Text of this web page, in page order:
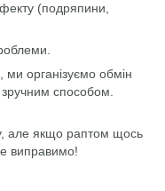
(подряпини,
організуємо обмін
способом.
але якщо раптом щось
виправимо!